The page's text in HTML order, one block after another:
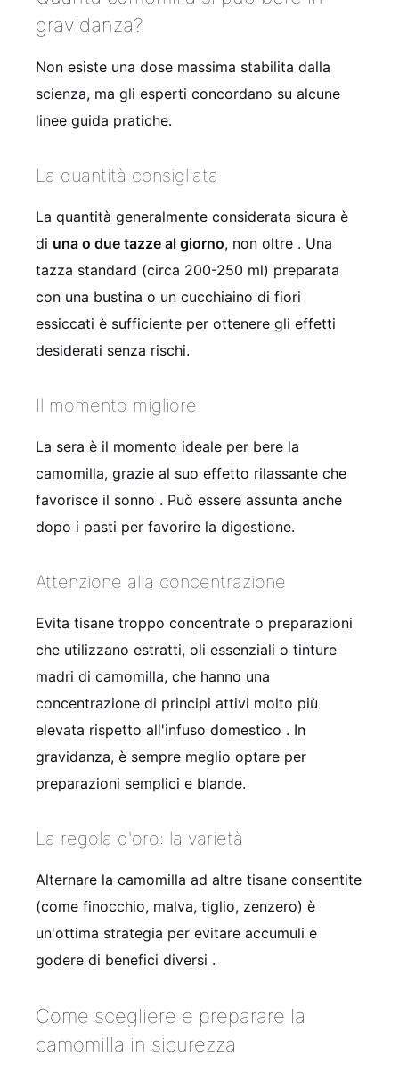
gravidanza?
Non esiste una dose massima stabilita dalla
scienza, ma gli esperti concordano su alcune
linee guida pratiche.
La quantità consigliata
La quantità generalmente considerata sicura è
di una o due tazze al giorno, non oltre . Una
tazza standard (circa 200-250 ml) preparata
con una bustina o un cucchiaino di fiori
essiccati è sufficiente per ottenere gli effetti
desiderati senza rischi.
Il momento migliore
La sera è il momento ideale per bere la
camomilla, grazie al suo effetto rilassante che
favorisce il sonno . Può essere assunta anche
dopo i pasti per favorire la digestione.
Attenzione alla concentrazione
Evita tisane troppo concentrate o preparazioni
che utilizzano estratti, oli essenziali o tinture
madri di camomilla, che hanno una
concentrazione di principi attivi molto più
elevata rispetto all'infuso domestico . In
gravidanza, è sempre meglio optare per
preparazioni semplici e blande.
La regola d'oro: la varietà
Alternare la camomilla ad altre tisane consentite
(come finocchio, malva, tiglio, zenzero) è
un'ottima strategia per evitare accumuli e
godere di benefici diversi .
Come scegliere e preparare la
camomilla in sicurezza